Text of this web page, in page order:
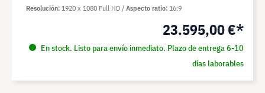
23.595,00 €*
En stock. Listo para envío inmediato. Plazo de entrega 6-10
días laborables
Resolución 1920 x 1080 Full HD Aspecto ratio 16:9